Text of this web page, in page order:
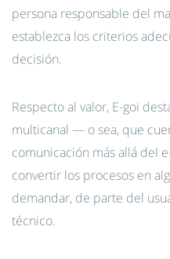
persona responsable del
establezca los criterios
decisión.
Respecto al valor, E-goi
multicanal — o sea, que
comunicación más allá del
convertir los procesos en
demandar, de parte del
técnico.